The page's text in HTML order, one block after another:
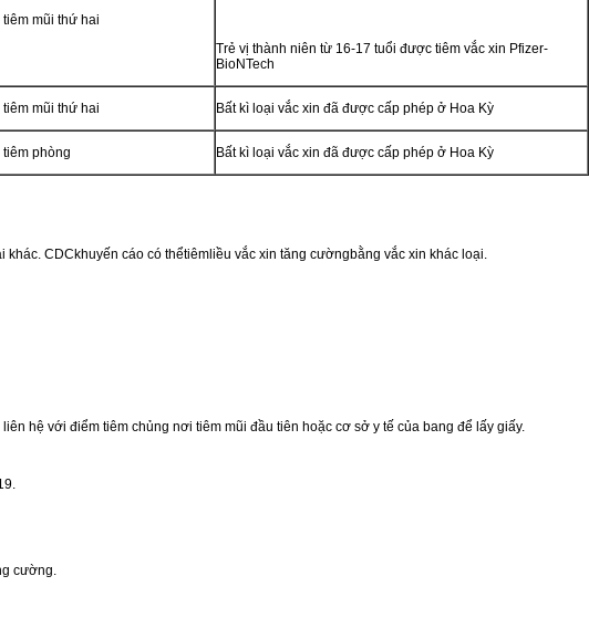
tiêm mũi thứ hai
Trẻ vị thành niên từ 16-17 tuổi được tiêm vắc xin Pfizer-
BioNTech
tiêm mũi thứ hai Bất kì loại vắc xin đã được cấp phép ở Hoa Kỳ
tiêm phòng Bất kì loại vắc xin đã được cấp phép ở Hoa Kỳ
CDCkhuyến cáo có thểtiêmliều vắc xin tăng cườngbằng vắc xin khác loại.
hệ với điểm tiêm chủng nơi tiêm mũi đầu tiên hoặc cơ sở y tế của bang để lấy giấy.
cường.